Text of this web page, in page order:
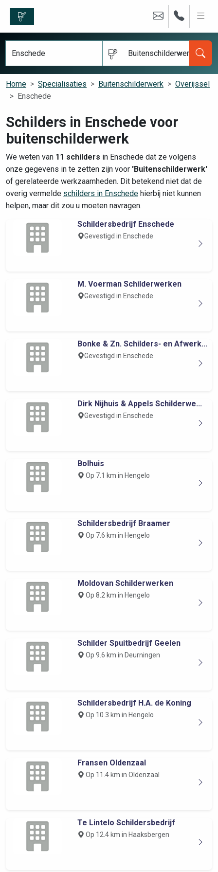
Buitenschilderwerk
Home Specialisaties Buitenschilderwerk
Overijssel
Enschede
Schilders in Enschede voor
buitenschilderwerk
We weten van 11 schilders in Enschede dat ze volgens
onze gegevens in te zetten zijn voor 'Buitenschilderwerk'
of gerelateerde werkzaamheden. Dit betekend niet dat de
overig vermelde schilders in Enschede hierbij niet kunnen
helpen, maar dit zou u moeten navragen.
Schildersbedrijf Enschede
Gevestigd in Enschede
M. Voerman Schilderwerken
Gevestigd in Enschede
Bonke & Zn. Schilders- en Afwerk...
Gevestigd in Enschede
Dirk Nijhuis & Appels Schilderwe...
Gevestigd in Enschede
Bolhuis
Op 7.1 km in Hengelo
Schildersbedrijf Braamer
Op 7.6 km in Hengelo
Moldovan Schilderwerken
Op 8.2 km in Hengelo
Schilder Spuitbedrijf Geelen
Op 9.6 km in Deurningen
Schildersbedrijf H.A. de Koning
Op 10.3 km in Hengelo
Fransen Oldenzaal
Op 11.4 km in Oldenzaal
Te Lintelo Schildersbedrijf
Op 12.4 km in Haaksbergen